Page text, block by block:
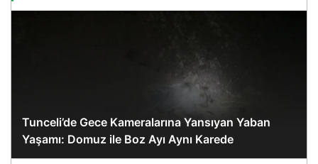
Tunceli’de Gece Kameralarına Yansıyan Yaban
Yaşamı: Domuz ile Boz Ayı Aynı Karede